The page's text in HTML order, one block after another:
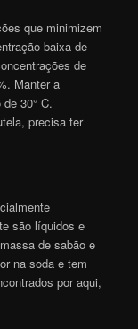
que minimizem
baixa de
de
Manter a
30° C.
precisa ter
são líquidos e
de sabão e
na soda e tem
por aqui,